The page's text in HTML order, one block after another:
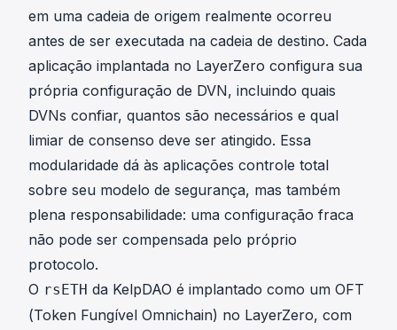
em uma cadeia de origem realmente ocorreu
antes de ser executada na cadeia de destino. Cada
aplicação implantada no LayerZero configura sua
própria configuração de DVN, incluindo quais
DVNs confiar, quantos são necessários e qual
limiar de consenso deve ser atingido. Essa
modularidade dá às aplicações controle total
sobre seu modelo de segurança, mas também
plena responsabilidade: uma configuração fraca
não pode ser compensada pelo próprio
protocolo.
O rsETH da KelpDAO é implantado como um OFT
(Token Fungível Omnichain) no LayerZero, com